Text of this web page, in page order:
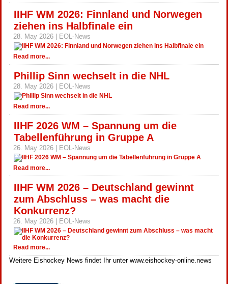
IIHF WM 2026: Finnland und Norwegen
ziehen ins Halbfinale ein
28. May 2026 | EOL-News
Read more...
Phillip Sinn wechselt in die NHL
28. May 2026 | EOL-News
Read more...
IIHF 2026 WM – Spannung um die
Tabellenführung in Gruppe A
26. May 2026 | EOL-News
Read more...
IIHF WM 2026 – Deutschland gewinnt
zum Abschluss – was macht die
Konkurrenz?
26. May 2026 | EOL-News
Read more...
Weitere Eishockey News findet Ihr unter www.eishockey-online.news